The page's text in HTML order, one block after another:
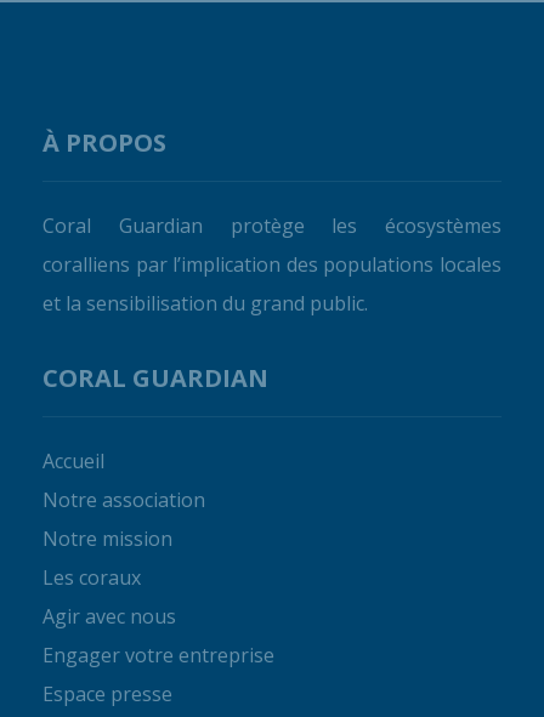
À PROPOS
Coral Guardian protège les écosystèmes
coralliens par l’implication des populations locales
et la sensibilisation du grand public.
CORAL GUARDIAN
Accueil
Notre association
Notre mission
Les coraux
Agir avec nous
Engager votre entreprise
Espace presse